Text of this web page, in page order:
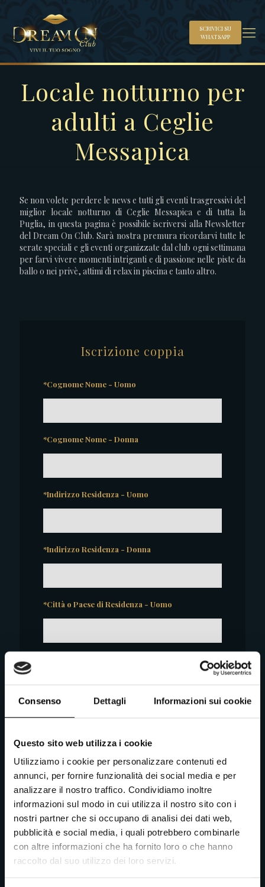
Consenso Dettagli Informazioni sui cookie
Questo sito web utilizza i cookie
Utilizziamo i cookie per personalizzare contenuti ed
annunci, per fornire funzionalità dei social media e per
analizzare il nostro traffico. Condividiamo inoltre
informazioni sul modo in cui utilizza il nostro sito con i
nostri partner che si occupano di analisi dei dati web,
pubblicità e social media, i quali potrebbero combinarle
con altre informazioni che ha fornito loro o che hanno
raccolto dal suo utilizzo dei loro servizi.
SCRIVICI SU
WHATSAPP
Locale notturno per
adulti a Ceglie
Messapica
Se non volete perdere le news e tutti gli eventi trasgressivi del
miglior locale notturno di Ceglie Messapica e di tutta la
Puglia, in questa pagina è possibile iscriversi alla Newsletter
del Dream On Club. Sarà nostra premura ricordarvi tutte le
serate speciali e gli eventi organizzate dal club ogni settimana
per farvi vivere momenti intriganti e di passione nelle piste da
ballo o nei privè, attimi di relax in piscina e tanto altro.
Iscrizione coppia
*Cognome Nome - Uomo
*Cognome Nome - Donna
*Indirizzo Residenza - Uomo
*Indirizzo Residenza - Donna
*Città o Paese di Residenza - Uomo
*Data di Nascita Donna
*Luogo di nascita - Uomo
*Luogo di nascita - Donna